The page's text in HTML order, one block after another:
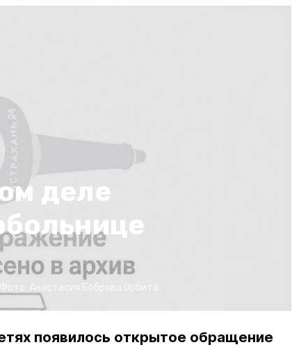
деле
появилось открытое обращение